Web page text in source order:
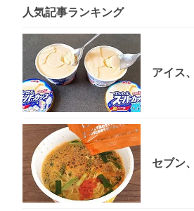
人気記事ランキング
アイス
セブン